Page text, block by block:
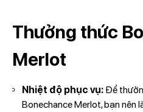
Thưởng thức
Merlot
Nhiệt độ phục vụ: Để
Bonechance Merlot, bạn nên